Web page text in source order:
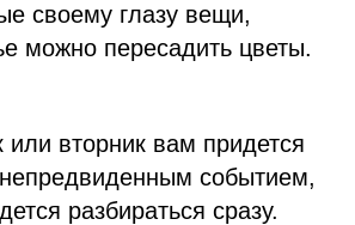
своему глазу вещи,
можно пересадить цветы.
или вторник вам придется
непредвиденным событием,
разбираться сразу.